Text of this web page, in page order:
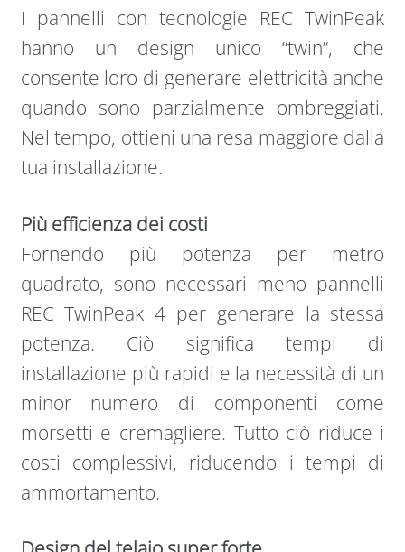
I pannelli con tecnologie REC TwinPeak
hanno un design unico “twin”, che
consente loro di generare elettricità anche
quando sono parzialmente ombreggiati.
Nel tempo, ottieni una resa maggiore dalla
tua installazione.
Più efficienza dei costi
Fornendo più potenza per metro
quadrato, sono necessari meno pannelli
REC TwinPeak 4 per generare la stessa
potenza. Ciò significa tempi di
installazione più rapidi e la necessità di un
minor numero di componenti come
morsetti e cremagliere. Tutto ciò riduce i
costi complessivi, riducendo i tempi di
ammortamento.